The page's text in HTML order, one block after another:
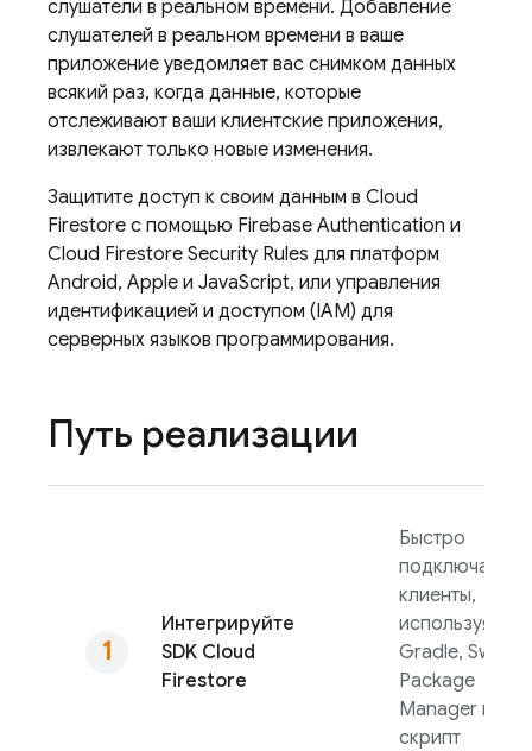
слушатели в реальном времени. Добавление
слушателей в реальном времени в ваше
приложение уведомляет вас снимком данных
всякий раз, когда данные, которые
отслеживают ваши клиентские приложения,
извлекают только новые изменения.
Защитите доступ к своим данным в Cloud
Firestore с помощью Firebase Authentication и
Cloud Firestore Security Rules для платформ
Android, Apple и JavaScript, или управления
идентификацией и доступом (IAM) для
серверных языков программирования.
Путь реализации
Интегрируйте
SDK Cloud
Firestore
Быстро
подключайте
клиенты,
используя
Gradle, Swift
Package
Manager или
скрипт